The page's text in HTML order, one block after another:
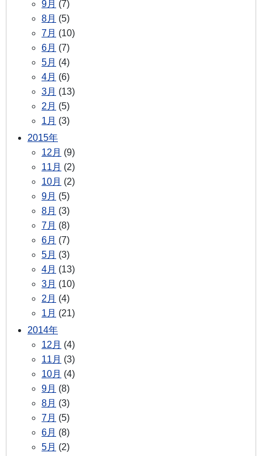
9月 (7)
8月 (5)
7月 (10)
6月 (7)
5月 (4)
4月 (6)
3月 (13)
2月 (5)
1月 (3)
2015年
12月 (9)
11月 (2)
10月 (2)
9月 (5)
8月 (3)
7月 (8)
6月 (7)
5月 (3)
4月 (13)
3月 (10)
2月 (4)
1月 (21)
2014年
12月 (4)
11月 (3)
10月 (4)
9月 (8)
8月 (3)
7月 (5)
6月 (8)
5月 (2)